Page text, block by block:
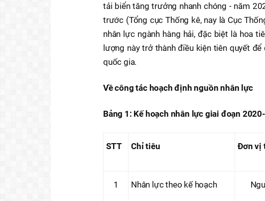
tải biển tăng trưởng nhanh chóng - năm
trước (Tổng cục Thống kê, nay là Cục
nhân lực ngành hàng hải, đặc biệt là hoa
lượng này trở thành điều kiện tiên quyết
quốc gia.
Về công tác hoạch định nguồn nhân lực
Bảng 1: Kế hoạch nhân lực giai đoạn
STT Chỉ tiêu Đơn vị
1 Nhân lực theo kế hoạch